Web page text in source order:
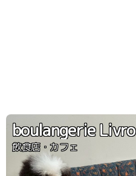
boulangerie Livro
飲食店・カフェ